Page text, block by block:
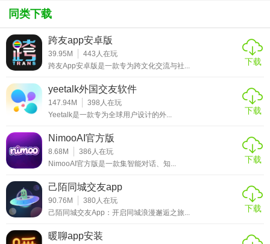
式，得到了广大师生及家长的认可。它不仅简化了教育管理
于提升教学效率，还是加强家庭与学校的联系，校通网都是
一个值得推荐的优秀平台。
同类下载
跨友app安卓版
39.95M 443 人在玩
跨友App安卓版是一款专为跨文化交流与社...
下载
yeetalk外国交友软件
147.94M 398 人在玩
Yeetalk是一款专为全球用户设计的外...
下载
NimooAI官方版
8.68M 386 人在玩
NimooAI官方版是一款集智能对话、知...
下载
己陌同城交友app
90.76M 380 人在玩
己陌同城交友App：开启同城浪漫邂逅之旅...
下载
暖聊app安装